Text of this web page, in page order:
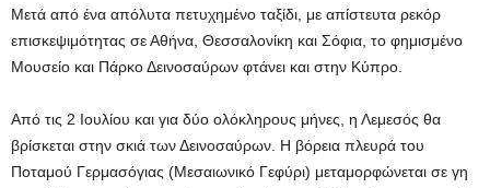
Μετά από ένα απόλυτα πετυχημένο ταξίδι, με απίστευτα ρεκόρ
επισκεψιμότητας σε Αθήνα, Θεσσαλονίκη και Σόφια, το φημισμένο
Μουσείο και Πάρκο Δεινοσαύρων φτάνει και στην Κύπρο.
Από τις 2 Ιουλίου και για δύο ολόκληρους μήνες, η Λεμεσός θα
βρίσκεται στην σκιά των Δεινοσαύρων. Η βόρεια πλευρά του
Ποταμού Γερμασόγιας (Μεσαιωνικό Γεφύρι) μεταμορφώνεται σε γη